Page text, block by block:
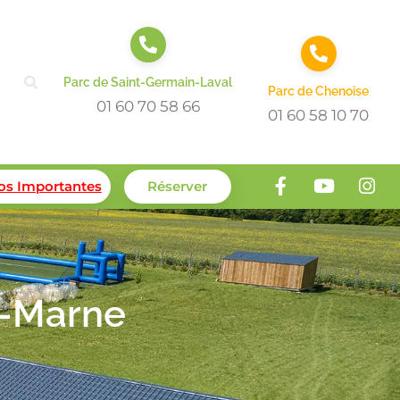
Parc de Saint-Germain-Laval
01 60 70 58 66
Parc de Chenoise
01 60 58 10 70
Importantes Réserver
Marne